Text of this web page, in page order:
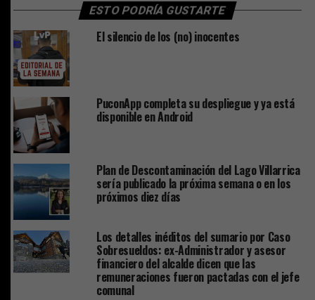
ESTO PODRÍA GUSTARTE
El silencio de los (no) inocentes
PuconApp completa su despliegue y ya está
disponible en Android
Plan de Descontaminación del Lago Villarrica
sería publicado la próxima semana o en los
próximos diez días
Los detalles inéditos del sumario por Caso
Sobresueldos: ex-Administrador y asesor
financiero del alcalde dicen que las
remuneraciones fueron pactadas con el jefe
comunal